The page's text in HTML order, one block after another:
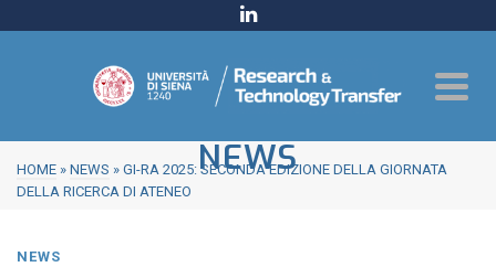
NEWS
HOME » NEWS » GI-RA 2025: SECONDA EDIZIONE DELLA GIORNATA
DELLA RICERCA DI ATENEO
NEWS